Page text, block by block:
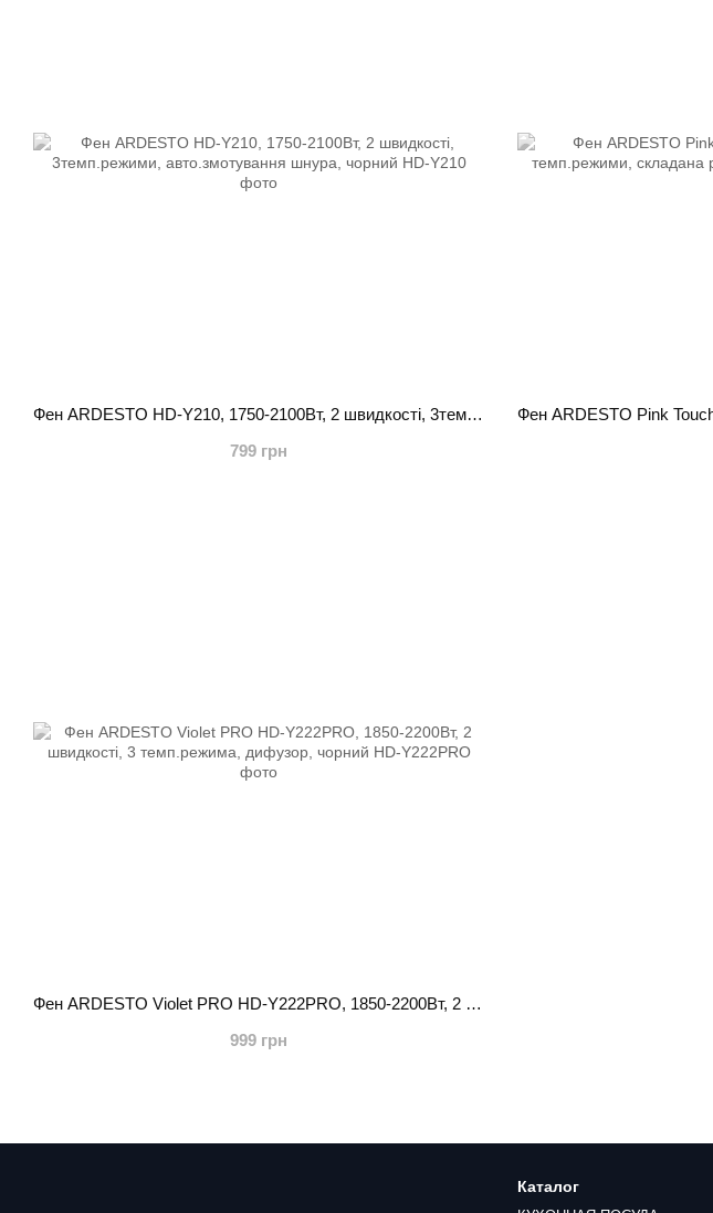
Фен ARDESTO HD-Y210, 1750-2100Вт, 2 швидкості, 3темп.режими, авто.змотування шнура, чорний
799 грн
Фен ARDESTO Violet PRO HD-Y222PRO, 1850-2200Вт, 2 швидкості, 3 темп.режима, дифузор, чорний
999 грн
Каталог